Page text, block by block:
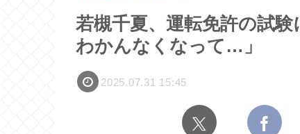
若槻千夏、運転免許の試
わかんなくなって…」
2025.07.31 15:45